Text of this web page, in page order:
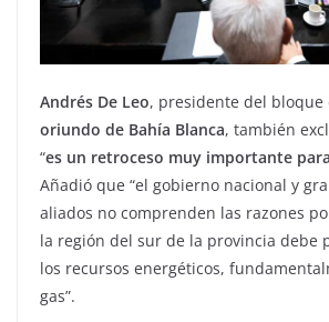
Andrés De Leo, presidente del bloque
oriundo de Bahía Blanca, también
“es un retroceso muy importante
Añadió que “el gobierno nacional y
aliados no comprenden las razones
la región del sur de la provincia debe
los recursos energéticos,
gas”.